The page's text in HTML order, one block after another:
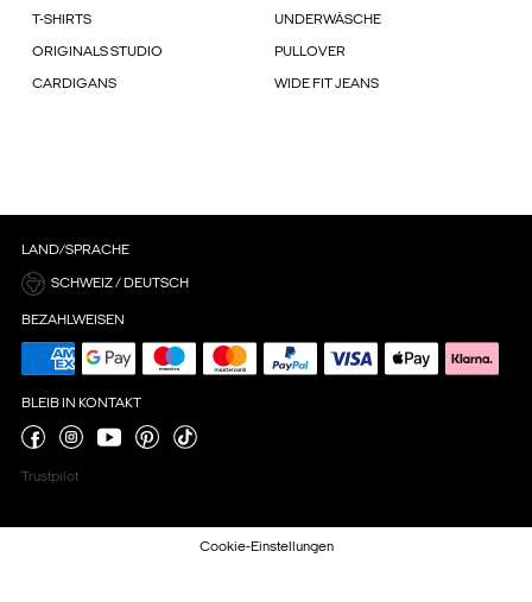
T-SHIRTS UNDERWÄSCHE
ORIGINALS STUDIO PULLOVER
CARDIGANS WIDE FIT JEANS
LAND/SPRACHE
SCHWEIZ / DEUTSCH
BEZAHLWEISEN
BLEIB IN KONTAKT
Trustpilot
Cookie-Einstellungen